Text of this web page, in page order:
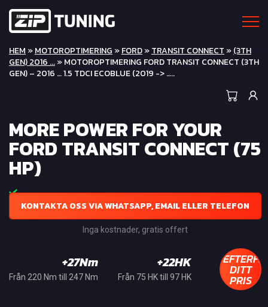
HEM »MOTOROPTIMERING »FORD»TRANSIT CONNECT »(3TH
GEN) 2016 ...» MOTOROPTIMERING FORD TRANSIT CONNECT (3TH
GEN) – 2016 … 1.5 TDCI ECOBLUE (2019 -> …..
MORE POWER FOR YOUR
FORD TRANSIT CONNECT (75
HP)
KONTAKTA OSS VIA WHATSAPP, EMAIL ELLER TELEFON
Inga kostnader, gratis offert
+27Nm
Från 220 Nm till 247 Nm
+22HK
Från 75 HK till 97 HK DITT
PRIS